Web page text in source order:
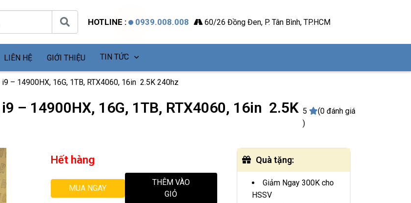
HOTLINE : 0939.008.008 60/26 Đồng Đen, P. Tân Bình, TP.HCM
LIÊN HỆ GIỚI THIỆU TIN TỨC
– 14900HX, 16G, 1TB, RTX4060, 16in 2.5K 240hz
– 14900HX, 16G, 1TB, RTX4060, 16in 2.5K 5
(0 đánh giá
)
Hết hàng
MUA NGAY
THÊM VÀO
GIỎ
Quà tặng:
Giảm Ngay 300K cho
HSSV